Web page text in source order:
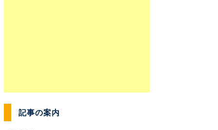
記事の案内